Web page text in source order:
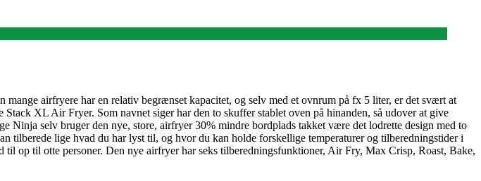
airfryere har en relativ begrænset kapacitet, og selv med et ovnrum på fx 5 liter, er det svært at
XL Air Fryer. Som navnet siger har den to skuffer stablet oven på hinanden, så udover at give
Ninja selv bruger den nye, store, airfryer 30% mindre bordplads takket være det lodrette design med to
tilberede lige hvad du har lyst til, og hvor du kan holde forskellige temperaturer og tilberedningstider i
op til otte personer. Den nye airfryer har seks tilberedningsfunktioner, Air Fry, Max Crisp, Roast, Bake,